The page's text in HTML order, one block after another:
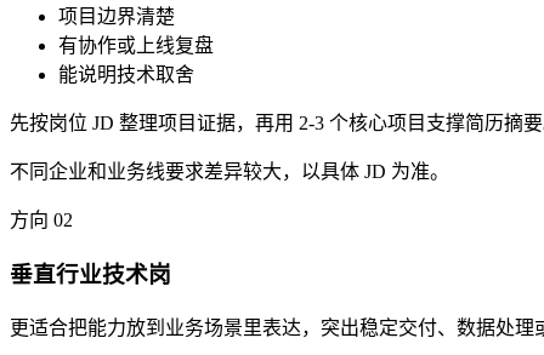
项目边界清楚
有协作或上线复盘
能说明技术取舍
先按岗位 JD 整理项目证据，再用 2-3 个核心项目支撑简历摘要
不同企业和业务线要求差异较大，以具体 JD 为准。
方向 02
垂直行业技术岗
更适合把能力放到业务场景里表达，突出稳定交付、数据处理